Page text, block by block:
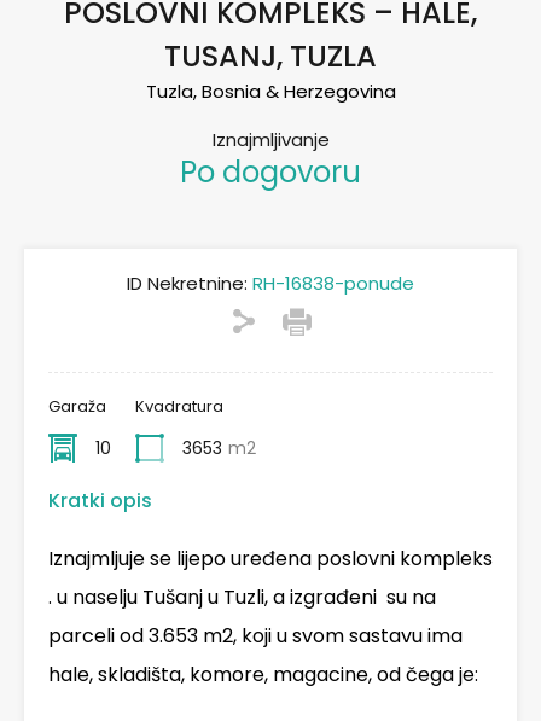
POSLOVNI KOMPLEKS – HALE,
TUSANJ, TUZLA
Tuzla, Bosnia & Herzegovina
Iznajmljivanje
Po dogovoru
ID Nekretnine: RH-16838-ponude
Garaža
10
Kvadratura
3653 m2
Kratki opis
Iznajmljuje se lijepo uređena poslovni kompleks
. u naselju Tušanj u Tuzli, a izgrađeni su na
parceli od 3.653 m2, koji u svom sastavu ima
hale, skladišta, komore, magacine, od čega je: